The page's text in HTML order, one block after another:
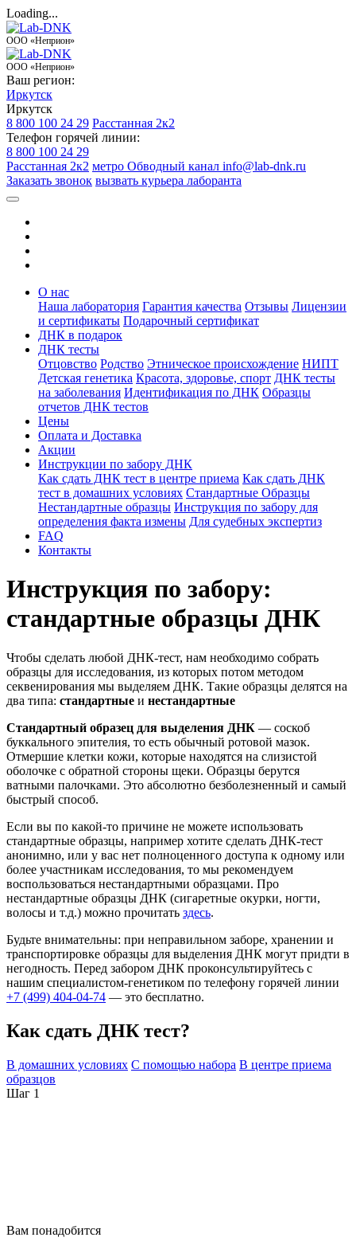
Loading...
ООО «Неприон»
ООО «Неприон»
Ваш регион:
Иркутск
Иркутск
8 800 100 24 29 Расстанная 2к2
Телефон горячей линии:
8 800 100 24 29
Расстанная 2к2 метро Обводный канал info@lab-dnk.ru
Заказать звонок вызвать курьера лаборанта
О нас
Наша лаборатория Гарантия качества Отзывы Лицензии
и сертификаты Подарочный сертификат
ДНК в подарок
ДНК тесты
Отцовство Родство Этническое происхождение НИПТ
Детская генетика Красота, здоровье, спорт ДНК тесты
на заболевания Идентификация по ДНК Образцы
отчетов ДНК тестов
Цены
Оплата и Доставка
Акции
Инструкции по забору ДНК
Как сдать ДНК тест в центре приема Как сдать ДНК
тест в домашних условиях Стандартные Образцы
Нестандартные образцы Инструкция по забору для
определения факта измены Для судебных экспертиз
FAQ
Контакты
Инструкция по забору:
стандартные образцы ДНК
Чтобы сделать любой ДНК-тест, нам необходимо собрать
образцы для исследования, из которых потом методом
секвенирования мы выделяем ДНК. Такие образцы делятся на
два типа: стандартные и нестандартные
Стандартный образец для выделения ДНК — соскоб
буккального эпителия, то есть обычный ротовой мазок.
Отмершие клетки кожи, которые находятся на слизистой
оболочке с обратной стороны щеки. Образцы берутся
ватными палочками. Это абсолютно безболезненный и самый
быстрый способ.
Если вы по какой-то причине не можете использовать
стандартные образцы, например хотите сделать ДНК-тест
анонимно, или у вас нет полноценного доступа к одному или
более участникам исследования, то мы рекомендуем
воспользоваться нестандартными образцами. Про
нестандартные образцы ДНК (сигаретные окурки, ногти,
волосы и т.д.) можно прочитать здесь.
Будьте внимательны: при неправильном заборе, хранении и
транспортировке образцы для выделения ДНК могут придти в
негодность. Перед забором ДНК проконсультируйтесь с
нашим специалистом-генетиком по телефону горячей линии
+7 (499) 404-04-74 — это бесплатно.
Как сдать ДНК тест?
В домашних условиях С помощью набора В центре приема
образцов
Шаг 1
Вам понадобится